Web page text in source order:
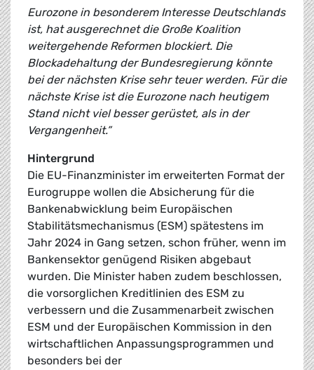
Eurozone in besonderem Interesse Deutschlands
ist, hat ausgerechnet die Große Koalition
weitergehende Reformen blockiert. Die
Blockadehaltung der Bundesregierung könnte
bei der nächsten Krise sehr teuer werden. Für die
nächste Krise ist die Eurozone nach heutigem
Stand nicht viel besser gerüstet, als in der
Vergangenheit.”
Hintergrund
Die EU-Finanzminister im erweiterten Format der
Eurogruppe wollen die Absicherung für die
Bankenabwicklung beim Europäischen
Stabilitätsmechanismus (ESM) spätestens im
Jahr 2024 in Gang setzen, schon früher, wenn im
Bankensektor genügend Risiken abgebaut
wurden. Die Minister haben zudem beschlossen,
die vorsorglichen Kreditlinien des ESM zu
verbessern und die Zusammenarbeit zwischen
ESM und der Europäischen Kommission in den
wirtschaftlichen Anpassungsprogrammen und
besonders bei der